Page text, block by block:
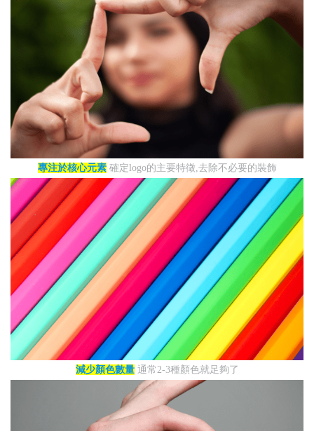
專注於核心元素確定logo的主要特徵,去除不必要的裝飾
減少顏色數量通常2-3種顏色就足夠了